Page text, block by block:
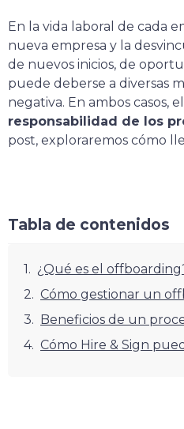
En la vida laboral de cada
nueva empresa y la
de nuevos inicios, de
puede deberse a diversas
negativa. En ambos casos, el
responsabilidad de los
post, exploraremos cómo
Tabla de contenidos
¿Qué es el
Cómo gestionar un
Beneficios de un
Cómo Hire & Sign